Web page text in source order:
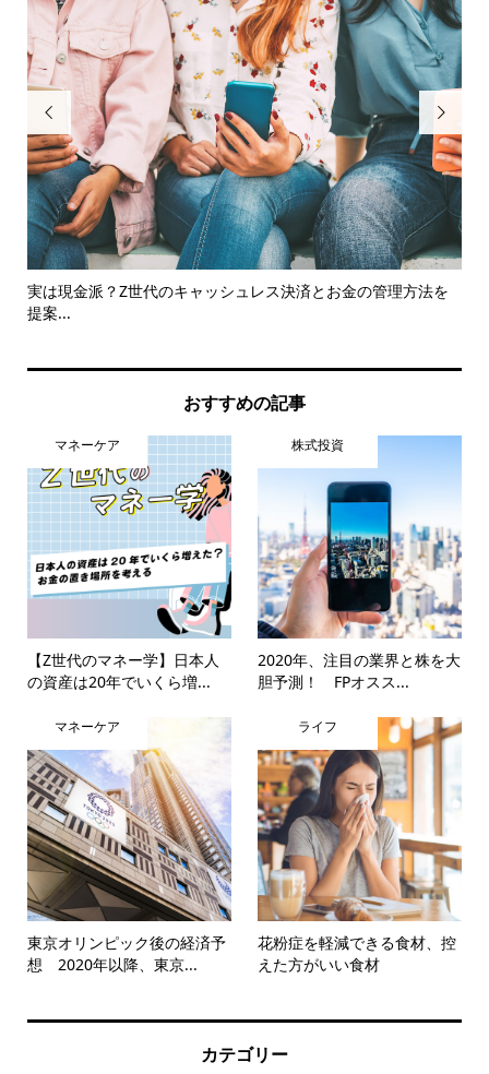

実は現金派？Z世代のキャッシュレス決済とお金の管理方法を
提案...

おすすめの記事
マネーケア
【Z世代のマネー学】日本人
の資産は20年でいくら増...
株式投資
2020年、注目の業界と株を大
胆予測！ FPオスス...
マネーケア
東京オリンピック後の経済予
想 2020年以降、東京...
ライフ
花粉症を軽減できる食材、控
えた方がいい食材
カテゴリー